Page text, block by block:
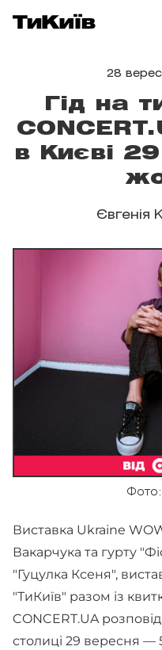
28
Гід на
в Києві
Євгенія
Виставка Ukraine
Вакарчука та гурту
"Гуцулка Ксеня",
"ТиКиїв" разом із
CONCERT.UA
столиці 29 вересня —